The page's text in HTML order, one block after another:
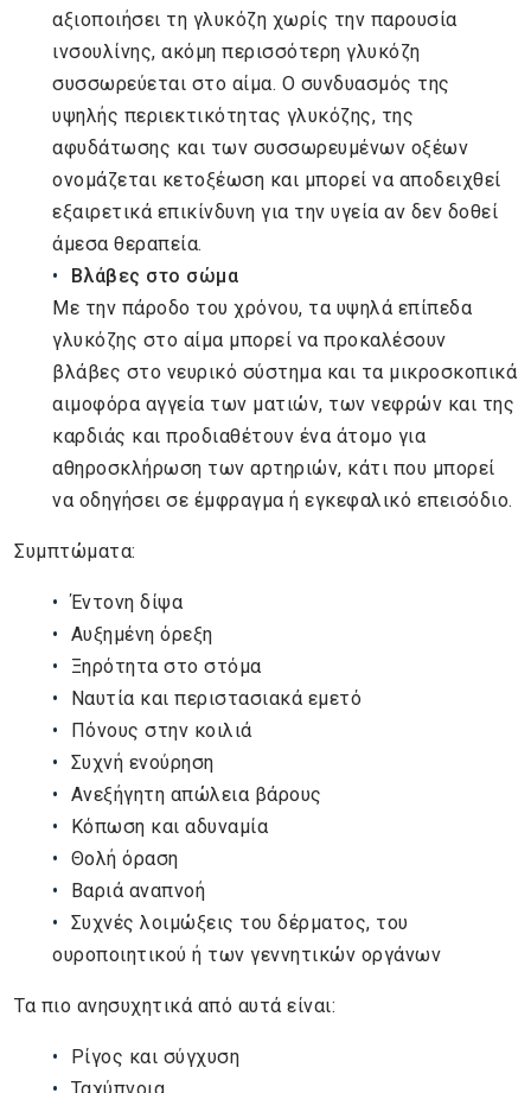
αξιοποιήσει τη γλυκόζη χωρίς την παρουσία
ινσουλίνης, ακόμη περισσότερη γλυκόζη
συσσωρεύεται στο αίμα. Ο συνδυασμός της
υψηλής περιεκτικότητας γλυκόζης, της
αφυδάτωσης και των συσσωρευμένων οξέων
ονομάζεται κετοξέωση και μπορεί να αποδειχθεί
εξαιρετικά επικίνδυνη για την υγεία αν δεν δοθεί
άμεσα θεραπεία.
Βλάβες στο σώμα
Με την πάροδο του χρόνου, τα υψηλά επίπεδα
γλυκόζης στο αίμα μπορεί να προκαλέσουν
βλάβες στο νευρικό σύστημα και τα μικροσκοπικά
αιμοφόρα αγγεία των ματιών, των νεφρών και της
καρδιάς και προδιαθέτουν ένα άτομο για
αθηροσκλήρωση των αρτηριών, κάτι που μπορεί
να οδηγήσει σε έμφραγμα ή εγκεφαλικό επεισόδιο.
Συμπτώματα:
Έντονη δίψα
Αυξημένη όρεξη
Ξηρότητα στο στόμα
Ναυτία και περιστασιακά εμετό
Πόνους στην κοιλιά
Συχνή ενούρηση
Ανεξήγητη απώλεια βάρους
Κόπωση και αδυναμία
Θολή όραση
Βαριά αναπνοή
Συχνές λοιμώξεις του δέρματος, του
ουροποιητικού ή των γεννητικών οργάνων
Τα πιο ανησυχητικά από αυτά είναι:
Ρίγος και σύγχυση
Ταχύπνοια